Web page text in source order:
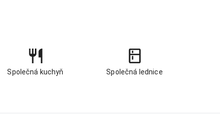
Společná kuchyň Společná lednice